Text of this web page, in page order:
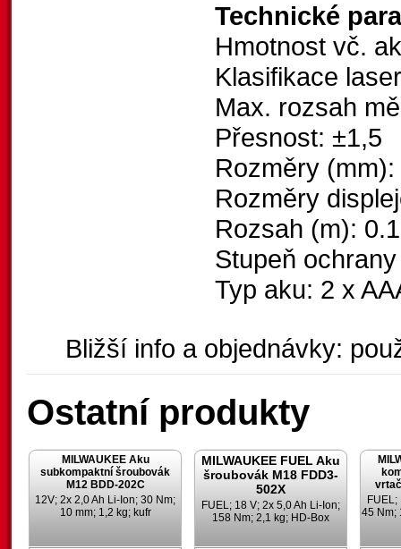
Technické
Hmotnost vč.
Klasifikace
Max. rozsah
Přesnost: ±1,5
Rozměry
Rozměry
Rozsah (m):
Stupeň
Typ aku: 2 x
Bližší info a objednávky:
Ostatní produkty
MILWAUKEE Aku
subkompaktní šroubovák
M12 BDD-202C
12V; 2x 2,0 Ah Li-Ion; 30 Nm;
10 mm; 1,2 kg; kufr
MILWAUKEE FUEL Aku
šroubovák M18 FDD3-
502X
FUEL; 18 V; 2x 5,0 Ah Li-Ion;
158 Nm; 2,1 kg; HD-Box
FUEL;
45 Nm;